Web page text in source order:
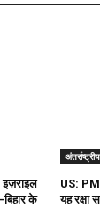
इज़राइल
के
अंतर्राष्ट्रीय
US: PM
यह रक्षा